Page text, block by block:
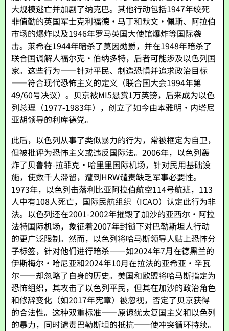
大规模逃亡并加剧了纳克巴。其他行动包括1947年绞死
非值勤的英国军士克利福德·马丁和默文·佩斯、阿拉伯
市场的爆炸以及1946年罗马英国大使馆爆炸等国际袭
击。莱希在1944年暗杀了莫因勋爵，并在1948年暗杀了
联合国调解人福尔克·伯纳多特，后者可能涉及以色列国
家。这些行为——针对平民、制造恐惧并追求政治目标
——符合现代恐怖主义的定义（联合国大会1994年第
49/60号决议）。贝京被MI5悬赏1万英镑，后来成为以色
列总理（1977-1983年），创立了如今由本雅明·内塔尼
亚胡领导的利库德党。
此后，以色列从事了类似暴力的行为，常被框定为自卫，
但被批评为恐怖主义或违反国际法。2006年，以色列轰
炸了贝鲁特-拉菲克·哈里里国际机场，针对民用基础设
施，使数千人滞留，遭到HRW谴责缺乏军事必要性。
1973年，以色列击落利比亚阿拉伯航空114号航班，113
人中有108人死亡，国际民航组织（ICAO）认定此行为非
法。以色列还在2001-2002年摧毁了加沙的亚西尔·阿拉
法特国际机场，象征着2007年封锁下对巴勒斯坦人行动
的更广泛限制。然而，以色列将哈马斯领导人贴上恐怖分
子标签，针对他们进行暗杀——如2024年7月在德黑兰的
伊斯梅尔·哈尼亚和2024年10月在拉法的亚希亚·辛瓦
尔——却忽略了自身的历史。美国和欧盟将哈马斯指定为
恐怖组织，其攻击了以色列平民，但其在加沙的政治角色
和修辞变化（如2017年宪章）被忽视，否定了贝京获得
的合法性。这种双重标准——原谅犹太复国主义和以色列
的暴力，同时谴责巴勒斯坦的抵抗——使冲突循环持续。